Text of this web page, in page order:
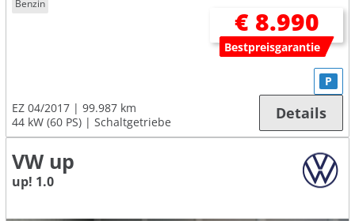
Benzin
€ 8.990
Bestpreisgarantie
EZ 04/2017
99.987 km
44 kW (60 PS)
Schaltgetriebe
P
Details
VW up
up! 1.0